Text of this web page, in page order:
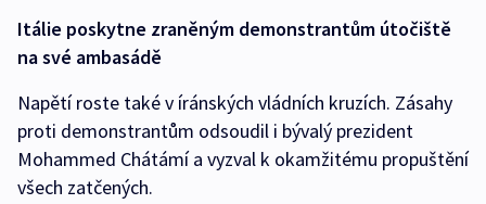
Itálie poskytne zraněným demonstrantům útočiště
na své ambasádě
Napětí roste také v íránských vládních kruzích. Zásahy
proti demonstrantům odsoudil i bývalý prezident
Mohammed Chátámí a vyzval k okamžitému propuštění
všech zatčených.